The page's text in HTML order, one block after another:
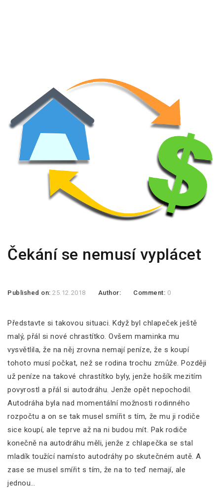
Čekání se nemusí vyplácet
Published on:25.12.2018 Author: Comment: 0
Představte si takovou situaci. Když byl chlapeček ještě
malý, přál si nové chrastítko. Ovšem maminka mu
vysvětlila, že na něj zrovna nemají peníze, že s koupí
tohoto musí počkat, než se rodina trochu zmůže. Později
už peníze na takové chrastítko byly, jenže hošík mezitím
povyrostl a přál si autodráhu. Jenže opět nepochodil.
Autodráha byla nad momentální možnosti rodinného
rozpočtu a on se tak musel smířit s tím, že mu ji rodiče
sice koupí, ale teprve až na ni budou mít. Pak rodiče
konečně na autodráhu měli, jenže z chlapečka se stal
mladík toužící namísto autodráhy po skutečném autě. A
zase se musel smířit s tím, že na to teď nemají, ale
jednou…